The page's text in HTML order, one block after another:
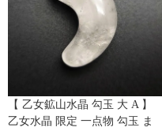
【 乙女鉱山水晶 勾玉 大 A 】
乙女水晶 限定 一点物 勾玉 ま